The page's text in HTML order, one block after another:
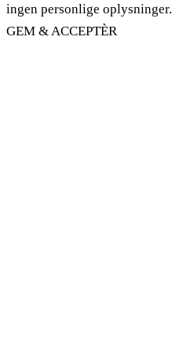
ingen personlige oplysninger.
GEM & ACCEPTÈR